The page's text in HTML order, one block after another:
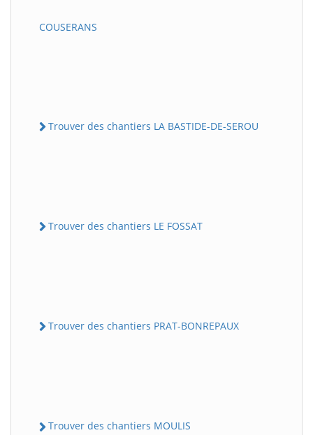
COUSERANS
Trouver des chantiers LA BASTIDE-DE-SEROU
Trouver des chantiers LE FOSSAT
Trouver des chantiers PRAT-BONREPAUX
Trouver des chantiers MOULIS